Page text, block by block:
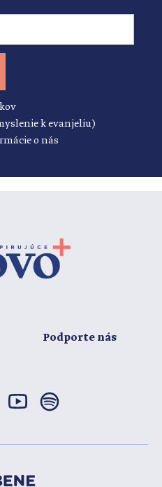
k evanjeliu)
o nás
Podporte nás